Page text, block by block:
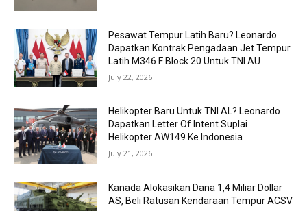
Pesawat Tempur Latih Baru? Leonardo
Dapatkan Kontrak Pengadaan Jet Tempur
Latih M346 F Block 20 Untuk TNI AU
July 22, 2026
Helikopter Baru Untuk TNI AL? Leonardo
Dapatkan Letter Of Intent Suplai
Helikopter AW149 Ke Indonesia
July 21, 2026
Kanada Alokasikan Dana 1,4 Miliar Dollar
AS, Beli Ratusan Kendaraan Tempur ACSV